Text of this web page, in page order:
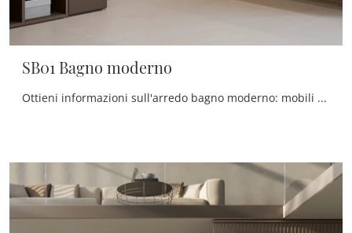
SB01 Bagno moderno
Ottieni informazioni sull'arredo bagno moderno: mobili bagno sospesi in laccato opaco come il modello SB01 Bagno moderno di Scandola ti attendono.